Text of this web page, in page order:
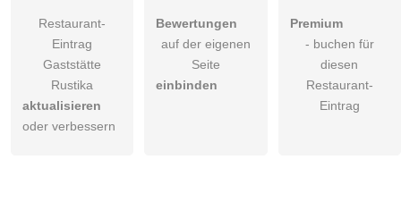
Restaurant-
Eintrag
Gaststätte
Rustika
aktualisieren
oder verbessern
Bewertungen
auf der eigenen
Seite
einbinden
Premium
- buchen für
diesen
Restaurant-
Eintrag